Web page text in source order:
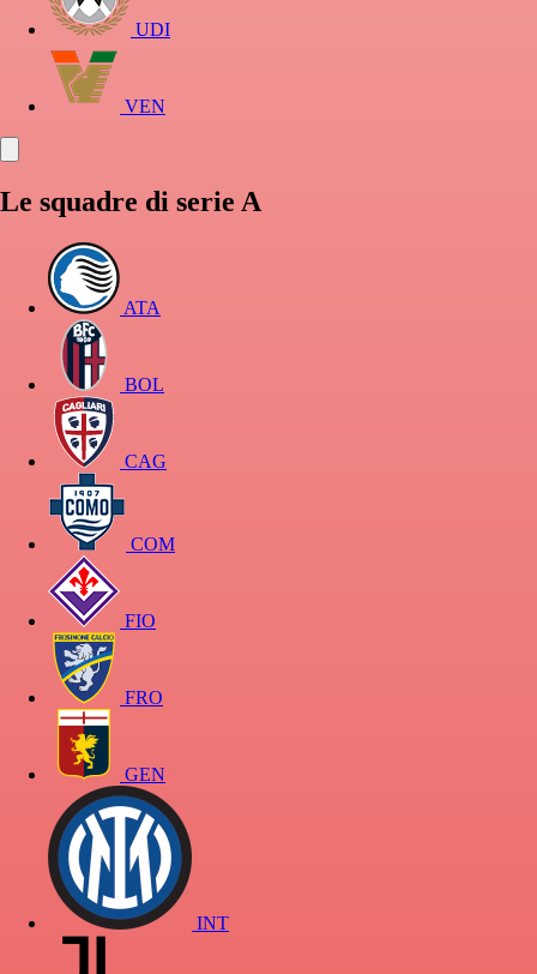
UDI
VEN
Le squadre di serie A
ATA
BOL
CAG
COM
FIO
FRO
GEN
INT